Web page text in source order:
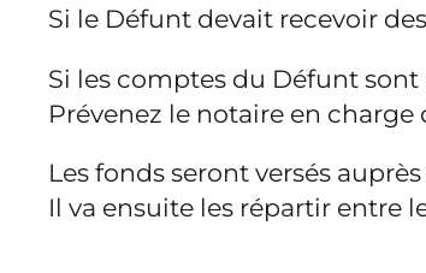
Si le Défunt devait recevoir
Si les comptes du Défunt
Prévenez le notaire en charge
Les fonds seront versés
Il va ensuite les répartir entre